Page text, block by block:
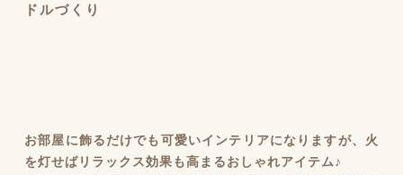
ドルづくり
お部屋に飾るだけでも可愛いインテリアになりますが、火
を灯せばリラックス効果も高まるおしゃれアイテム♪